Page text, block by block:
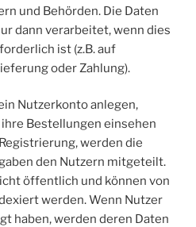
und Behörden. Die Daten
dann verarbeitet, wenn dies
ist (z.B. auf
oder Zahlung).
Nutzerkonto anlegen,
Bestellungen einsehen
werden die
den Nutzern mitgeteilt.
öffentlich und können von
werden. Wenn Nutzer
haben, werden deren Daten